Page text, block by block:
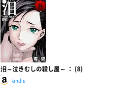
泪～泣きむしの殺し屋～ ： (8)
kindle